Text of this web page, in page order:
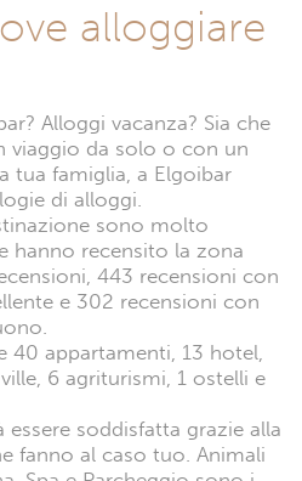
alloggiare
Alloggi vacanza? Sia che
viaggio da solo o con un
tua famiglia, a Elgoibar
di alloggi.
sono molto
hanno recensito la zona
443 recensioni con
e 302 recensioni con
40 appartamenti, 13 hotel,
6 agriturismi, 1 ostelli e
soddisfatta grazie alla
fanno al caso tuo. Animali